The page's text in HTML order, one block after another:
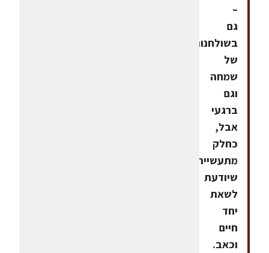
–
גם
בשולחנות
של
שמחה
וגם
ברגעי
אבל,
כחלק
מתעשייה
שיודעת
לשאת
יחד
חיים
וכאב.